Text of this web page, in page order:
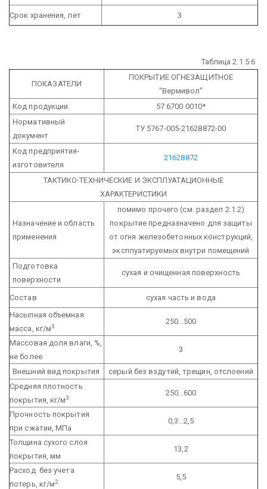
Срок хранения, лет 3
Таблица 2.1.5.6
ПОКАЗАТЕЛИ
ПОКРЫТИЕ ОГНЕЗАЩИТНОЕ
"Вермивол"
Код продукции
57 6700 0010*
Нормативный
документ
ТУ 5767-005-21628872-00
Код предприятия-
изготовителя
21628872
ТАКТИКО-ТЕХНИЧЕСКИЕ И ЭКСПЛУАТАЦИОННЫЕ
ХАРАКТЕРИСТИКИ
Назначение и область
применения
помимо прочего (см. раздел 2.1.2)
покрытие предназначено для защиты
от огня железобетонных конструкций,
эксплуатируемых внутри помещений
Подготовка
поверхности
сухая и очищенная поверхность
Состав
сухая часть и вода
Насыпная объемная
масса, кг/м3
250...500
Массовая доля влаги, %,
не более
3
Внешний вид покрытия
серый без вздутий, трещин, отслоений
Средняя плотность
покрытия, кг/м3
250...600
Прочность покрытия
при сжатии, МПа
0,3...2,5
Толщина сухого слоя
покрытия, мм
13,2
Расход без учета
потерь, кг/м2
5,5